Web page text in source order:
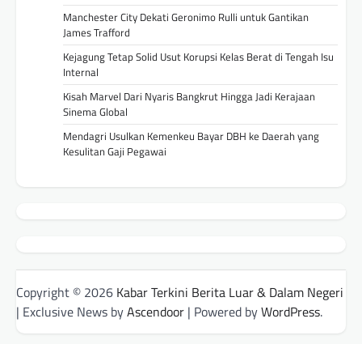
Manchester City Dekati Geronimo Rulli untuk Gantikan
James Trafford
Kejagung Tetap Solid Usut Korupsi Kelas Berat di Tengah Isu
Internal
Kisah Marvel Dari Nyaris Bangkrut Hingga Jadi Kerajaan
Sinema Global
Mendagri Usulkan Kemenkeu Bayar DBH ke Daerah yang
Kesulitan Gaji Pegawai
Copyright © 2026 Kabar Terkini Berita Luar & Dalam Negeri
| Exclusive News byAscendoor | Powered byWordPress.